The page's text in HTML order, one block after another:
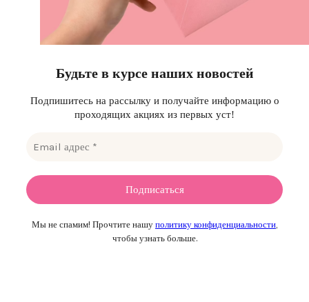
Будьте в курсе наших новостей
Подпишитесь на рассылку и получайте информацию о
проходящих акциях из первых уст!
Мы не спамим! Прочтите нашу политику конфиденциальности
чтобы узнать больше.